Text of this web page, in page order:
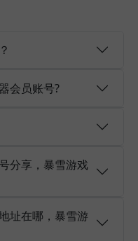
会员账号?
分享，暴雪游戏
址在哪，暴雪游